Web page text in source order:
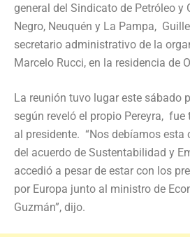
general del Sindicato de Petróleo y
Negro, Neuquén y La Pampa,
secretario administrativo de la
Marcelo Rucci, en la residencia de
La reunión tuvo lugar este sábado
según reveló el propio Pereyra,
al presidente. “Nos debíamos esta
del acuerdo de Sustentabilidad y
accedió a pesar de estar con los
por Europa junto al ministro de
Guzmán”, dijo.